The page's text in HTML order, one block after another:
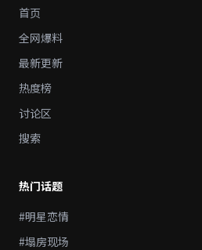
首页
全网爆料
最新更新
热度榜
讨论区
搜索
热门话题
#明星恋情
#塌房现场